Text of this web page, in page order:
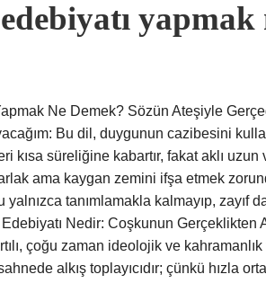
yapmak
Ne Demek? Sözün Ateşiyle
Bu dil, duygunun cazibesini
kısa süreliğine kabartır, fakat aklı
ama kaygan zemini ifşa etmek
tanımlamakla kalmayıp, zayıf
Nedir: Coşkunun Gerçeklikten
çoğu zaman ideolojik ve
alkış toplayıcıdır; çünkü hızla